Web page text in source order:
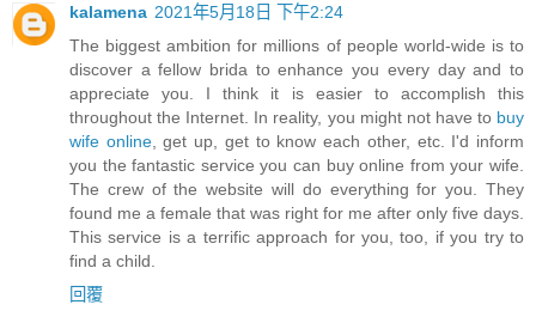
kalamena 2021年5月18日 下午2:24
The biggest ambition for millions of people world-wide is to
discover a fellow brida to enhance you every day and to
appreciate you. I think it is easier to accomplish this
throughout the Internet. In reality, you might not have to buy
wife online, get up, get to know each other, etc. I'd inform
you the fantastic service you can buy online from your wife.
The crew of the website will do everything for you. They
found me a female that was right for me after only five days.
This service is a terrific approach for you, too, if you try to
find a child.
回覆